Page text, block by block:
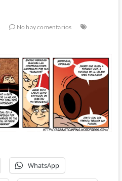
No hay comentarios
WhatsApp